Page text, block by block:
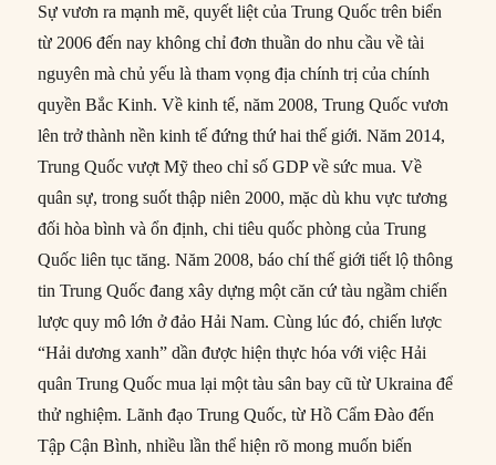
Sự vươn ra mạnh mẽ, quyết liệt của Trung Quốc trên biển
từ 2006 đến nay không chỉ đơn thuần do nhu cầu về tài
nguyên mà chủ yếu là tham vọng địa chính trị của chính
quyền Bắc Kinh. Về kinh tế, năm 2008, Trung Quốc vươn
lên trở thành nền kinh tế đứng thứ hai thế giới. Năm 2014,
Trung Quốc vượt Mỹ theo chỉ số GDP về sức mua. Về
quân sự, trong suốt thập niên 2000, mặc dù khu vực tương
đối hòa bình và ổn định, chi tiêu quốc phòng của Trung
Quốc liên tục tăng. Năm 2008, báo chí thế giới tiết lộ thông
tin Trung Quốc đang xây dựng một căn cứ tàu ngầm chiến
lược quy mô lớn ở đảo Hải Nam. Cùng lúc đó, chiến lược
“Hải dương xanh” dần được hiện thực hóa với việc Hải
quân Trung Quốc mua lại một tàu sân bay cũ từ Ukraina để
thử nghiệm. Lãnh đạo Trung Quốc, từ Hồ Cẩm Đào đến
Tập Cận Bình, nhiều lần thể hiện rõ mong muốn biến